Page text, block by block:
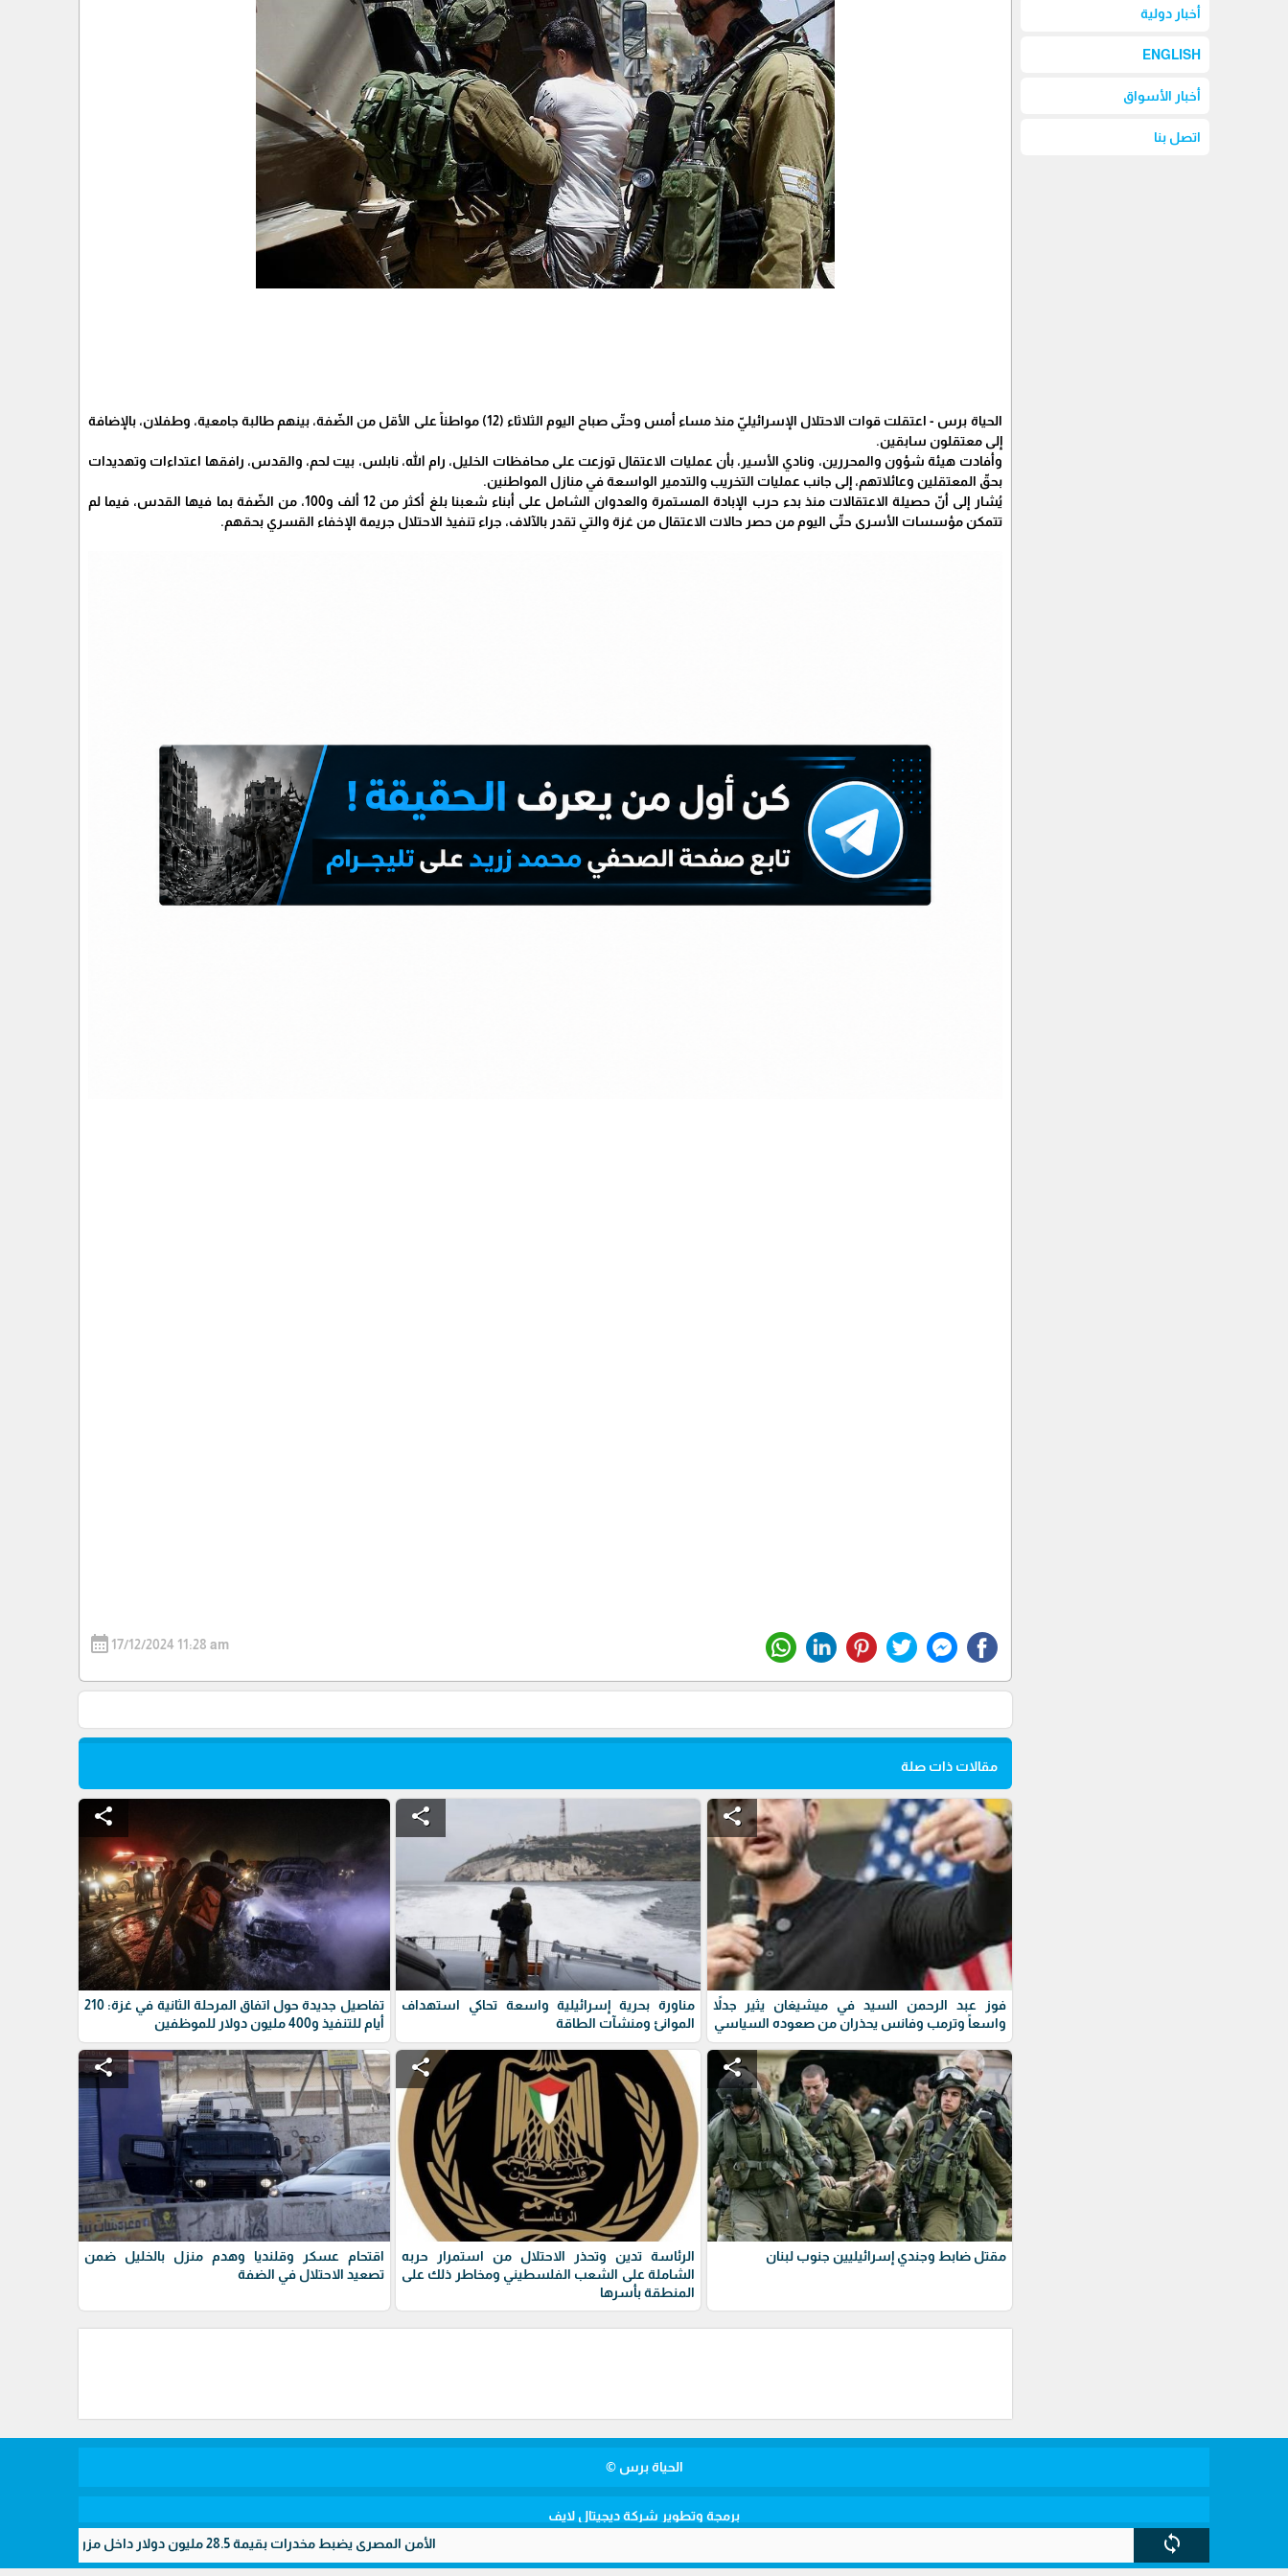
أخبار دولية
ENGLISH
أخبار الأسواق
اتصل بنا
sync الأمن المصري يضبط مخدرات بقيمة 28.5 مليون دولار داخل مزرعتين سريتين بالإسماعيلية
الحياة برس - اعتقلت قوات الاحتلال الإسرائيليّ منذ مساء أمس وحتّى صباح اليوم الثلاثاء (12) مواطناً على الأقل من الضّفة، بينهم طالبة جامعية، وطفلان، بالإضافة
إلى معتقلون سابقين.
وأفادت هيئة شؤون والمحررين، ونادي الأسير، بأن عمليات الاعتقال توزعت على محافظات الخليل، رام الله، نابلس، بيت لحم، والقدس، رافقها اعتداءات وتهديدات
بحقّ المعتقلين وعائلاتهم، إلى جانب عمليات التخريب والتدمير الواسعة في منازل المواطنين.
يُشار إلى أنّ حصيلة الاعتقالات منذ بدء حرب الإبادة المستمرة والعدوان الشامل على أبناء شعبنا بلغ أكثر من 12 ألف و100، من الضّفة بما فيها القدس، فيما لم
تتمكن مؤسسات الأسرى حتّى اليوم من حصر حالات الاعتقال من غزة والتي تقدر بالآلاف، جراء تنفيذ الاحتلال جريمة الإخفاء القسري بحقهم.
calendar_month 17/12/2024 11:28 am
مقالات ذات صلة
share
فوز عبد الرحمن السيد في ميشيغان يثير جدلاً
واسعاً وترمب وفانس يحذران من صعوده السياسي
share
مناورة بحرية إسرائيلية واسعة تحاكي استهداف
الموانئ ومنشآت الطاقة
share
تفاصيل جديدة حول اتفاق المرحلة الثانية في غزة: 210
أيام للتنفيذ و400 مليون دولار للموظفين
share
مقتل ضابط وجندي إسرائيليين جنوب لبنان
share
الرئاسة تدين وتحذر الاحتلال من استمرار حربه
الشاملة على الشعب الفلسطيني ومخاطر ذلك على
المنطقة بأسرها
share
اقتحام عسكر وقلنديا وهدم منزل بالخليل ضمن
تصعيد الاحتلال في الضفة
الحياة برس ©
برمجة وتطوير شركة ديجيتال لايف